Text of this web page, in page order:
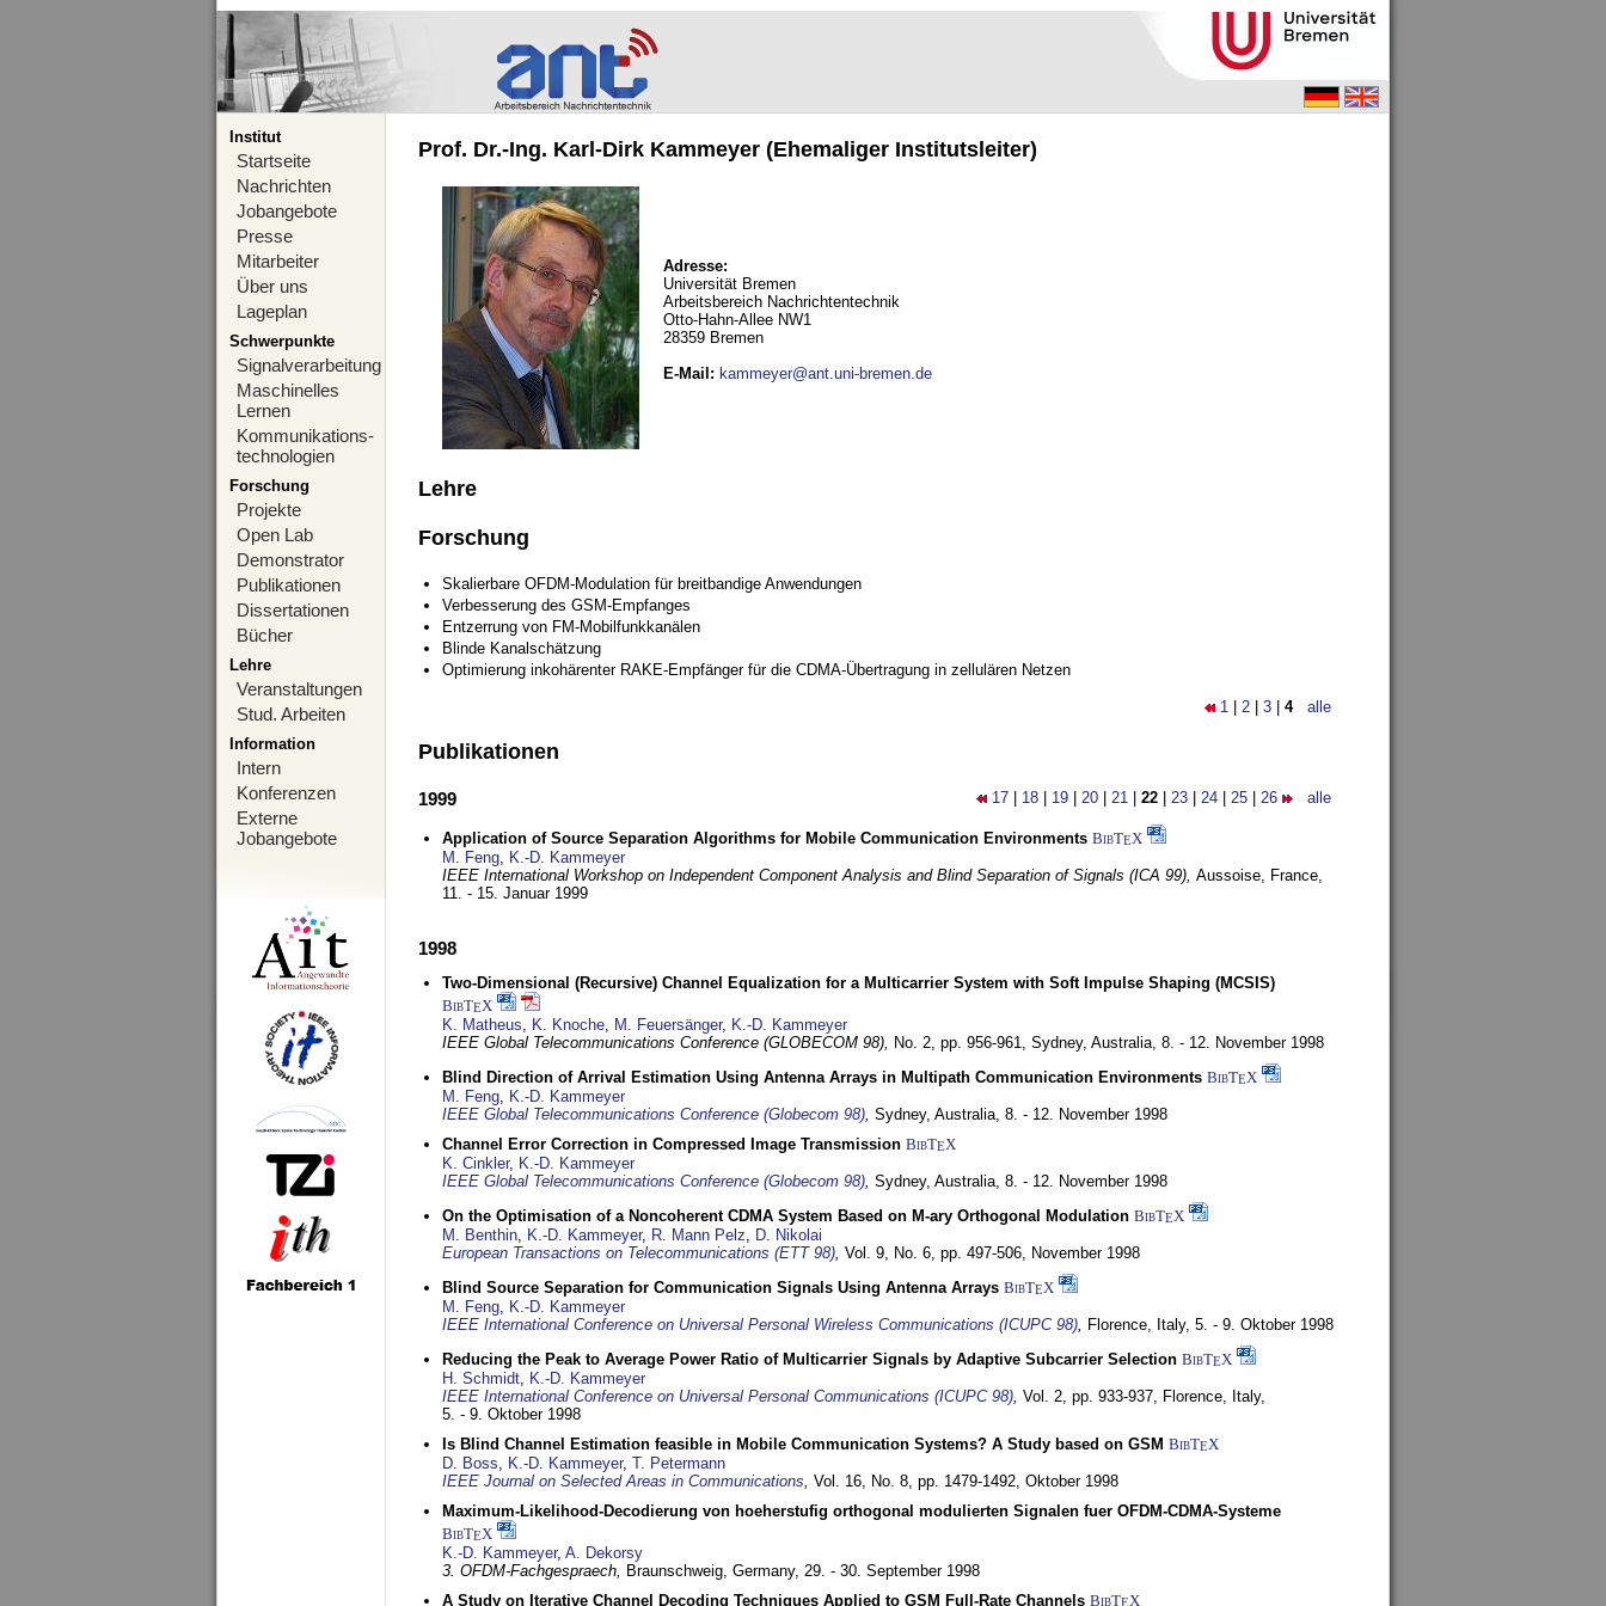
Institut
Startseite
Nachrichten
Jobangebote
Presse
Mitarbeiter
Über uns
Lageplan
Schwerpunkte
Signalverarbeitung
Maschinelles
Lernen
Kommunikations-
technologien
Forschung
Projekte
Open Lab
Demonstrator
Publikationen
Dissertationen
Bücher
Lehre
Veranstaltungen
Stud. Arbeiten
Information
Intern
Konferenzen
Externe
Jobangebote
Prof. Dr.-Ing. Karl-Dirk Kammeyer (Ehemaliger Institutsleiter)
Adresse:
Universität Bremen
Arbeitsbereich Nachrichtentechnik
Otto-Hahn-Allee NW1
28359 Bremen
E-Mail : kammeyer@ant.uni-bremen.de
Lehre
Forschung
Skalierbare OFDM-Modulation für breitbandige Anwendungen
Verbesserung des GSM-Empfanges
Entzerrung von FM-Mobilfunkkanälen
Blinde Kanalschätzung
Optimierung inkohärenter RAKE-Empfänger für die CDMA-Übertragung in zellulären Netzen
1 2 3 4 alle
Publikationen
17 18 19 20 21 22 23 24 25 26 alle
1999
Application of Source Separation Algorithms for Mobile Communication Environments BibTEX
M. Feng, K.-D. Kammeyer
IEEE International Workshop on Independent Component Analysis and Blind Separation of Signals (ICA 99), Aussoise, France,
11. - 15. Januar 1999
1998
Two-Dimensional (Recursive) Channel Equalization for a Multicarrier System with Soft Impulse Shaping (MCSIS)
BibTEX
K. Matheus, K. Knoche, M. Feuersänger, K.-D. Kammeyer
IEEE Global Telecommunications Conference (GLOBECOM 98), No. 2, pp. 956-961, Sydney, Australia, 8. - 12. November 1998
Blind Direction of Arrival Estimation Using Antenna Arrays in Multipath Communication Environments BibTEX
M. Feng, K.-D. Kammeyer
IEEE Global Telecommunications Conference (Globecom 98), Sydney, Australia, 8. - 12. November 1998
Channel Error Correction in Compressed Image Transmission BibTEX
K. Cinkler, K.-D. Kammeyer
IEEE Global Telecommunications Conference (Globecom 98), Sydney, Australia, 8. - 12. November 1998
On the Optimisation of a Noncoherent CDMA System Based on M-ary Orthogonal Modulation BibTEX
M. Benthin, K.-D. Kammeyer, R. Mann Pelz, D. Nikolai
European Transactions on Telecommunications (ETT 98), Vol. 9, No. 6, pp. 497-506, November 1998
Blind Source Separation for Communication Signals Using Antenna Arrays BibTEX
M. Feng, K.-D. Kammeyer
IEEE International Conference on Universal Personal Wireless Communications (ICUPC 98), Florence, Italy, 5. - 9. Oktober 1998
Reducing the Peak to Average Power Ratio of Multicarrier Signals by Adaptive Subcarrier Selection BibTEX
H. Schmidt, K.-D. Kammeyer
IEEE International Conference on Universal Personal Communications (ICUPC 98), Vol. 2, pp. 933-937, Florence, Italy,
5. - 9. Oktober 1998
Is Blind Channel Estimation feasible in Mobile Communication Systems? A Study based on GSM BibTEX
D. Boss, K.-D. Kammeyer, T. Petermann
IEEE Journal on Selected Areas in Communications, Vol. 16, No. 8, pp. 1479-1492, Oktober 1998
Maximum-Likelihood-Decodierung von hoeherstufig orthogonal modulierten Signalen fuer OFDM-CDMA-Systeme
BibTEX
K.-D. Kammeyer, A. Dekorsy
3. OFDM-Fachgespraech, Braunschweig, Germany, 29. - 30. September 1998
A Study on Iterative Channel Decoding Techniques Applied to GSM Full-Rate Channels BibTEX